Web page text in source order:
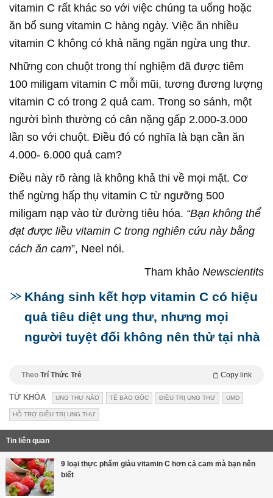
vitamin C rất khác so với việc chúng ta uống hoặc
ăn bổ sung vitamin C hàng ngày. Việc ăn nhiều
vitamin C không có khả năng ngăn ngừa ung thư.
Những con chuột trong thí nghiệm đã được tiêm
100 miligam vitamin C mỗi mũi, tương đương lượng
vitamin C có trong 2 quả cam. Trong so sánh, một
người bình thường có cân nặng gấp 2.000-3.000
lần so với chuột. Điều đó có nghĩa là bạn cần ăn
4.000- 6.000 quả cam?
Điều này rõ ràng là không khả thi về mọi mặt. Cơ
thể ngừng hấp thụ vitamin C từ ngưỡng 500
miligam nạp vào từ đường tiêu hóa. “Bạn không thể
đạt được liều vitamin C trong nghiên cứu này bằng
cách ăn cam”, Neel nói.
Tham khảo Newscientits
Kháng sinh kết hợp vitamin C có hiệu
quả tiêu diệt ung thư, nhưng mọi
người tuyệt đối không nên thử tại nhà
Theo Trí Thức Trẻ Copy link
TỪ KHÓA UNG THƯ NÃO TẾ BÀO GỐC ĐIỀU TRỊ UNG THƯ UMD
HỖ TRỢ ĐIỀU TRỊ UNG THƯ
Tin liên quan
9 loại thực phẩm giàu vitamin C hơn cả cam mà bạn nên
biết